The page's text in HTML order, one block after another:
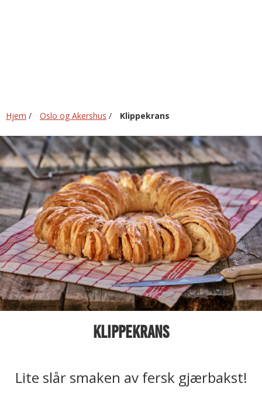
Hjem / Oslo og Akershus / Klippekrans
Klippekrans
Lite slår smaken av fersk gjærbakst!